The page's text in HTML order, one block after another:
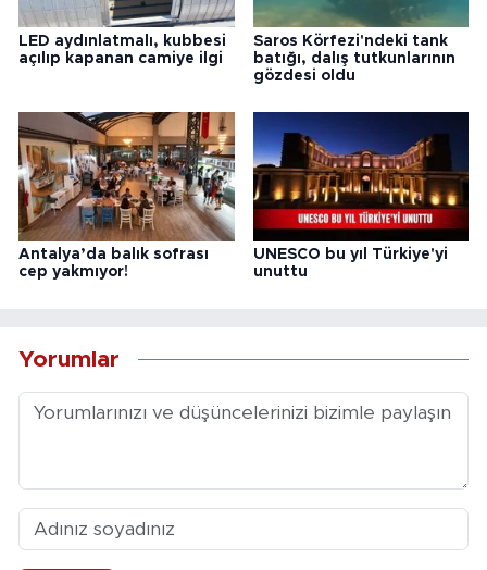
LED aydınlatmalı, kubbesi
açılıp kapanan camiye ilgi
Saros Körfezi'ndeki tank
batığı, dalış tutkunlarının
gözdesi oldu
Antalya’da balık sofrası
cep yakmıyor!
UNESCO bu yıl Türkiye'yi
unuttu
Yorumlar